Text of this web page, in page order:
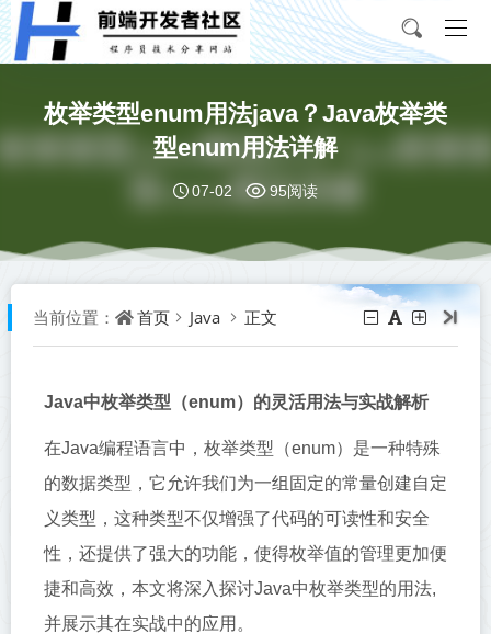
枚举类型enum用法java？Java枚举类
型enum用法详解
07-02 95阅读
当前位置： 首页 Java 正文
Java中枚举类型（enum）的灵活用法与实战解析
在Java编程语言中，枚举类型（enum）是一种特殊
的数据类型，它允许我们为一组固定的常量创建自定
义类型，这种类型不仅增强了代码的可读性和安全
性，还提供了强大的功能，使得枚举值的管理更加便
捷和高效，本文将深入探讨Java中枚举类型的用法,
并展示其在实战中的应用。